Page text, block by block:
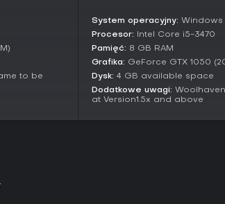
historii baranków, co
Nowe runa, relikty i klątwy
pełzającej Zgnilizny
podczas wypraw. Cała
historii, dzięki czemu stanowi jej
Czy warto zagrać?
mechanikami zarządzania
to be
System operacyjny: Windows
Procesor: Intel Core i5-3470
Pamięć: 8 GB RAM
Grafika: GeForce GTX 1050
Dysk: 4 GB available space
Dodatkowe uwagi:
at Version1.5x and above